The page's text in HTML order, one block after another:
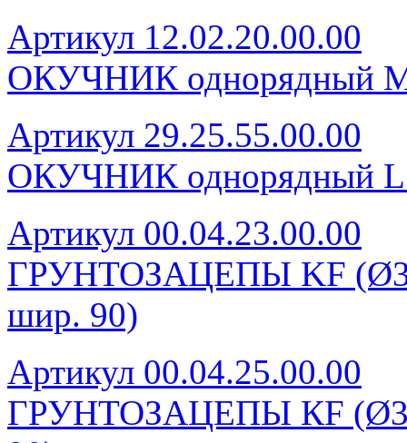
Артикул 12.02.20.00.00
ОКУЧНИК однорядный
Артикул 29.25.55.00.00
ОКУЧНИК однорядный
Артикул 00.04.23.00.00
ГРУНТОЗАЦЕПЫ KF
шир. 90)
Артикул 00.04.25.00.00
ГРУНТОЗАЦЕПЫ КF